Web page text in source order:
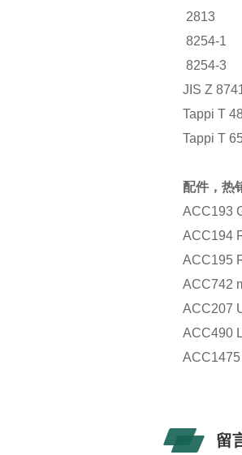
2813
8254-1
8254-3
JIS Z
Tappi T
Tappi T
配件，热
ACC193
ACC194
ACC195
ACC742
ACC207
ACC490
留